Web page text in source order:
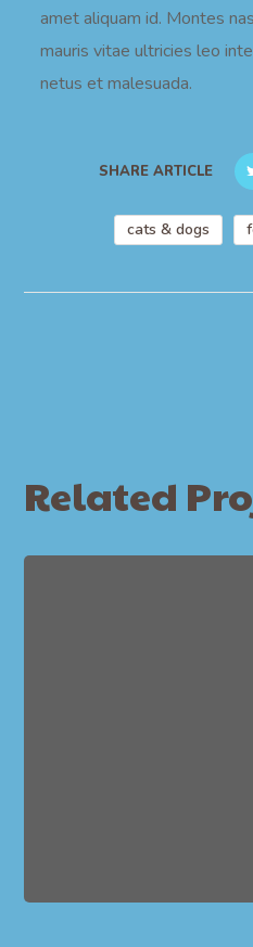
amet aliquam id. Montes
mauris vitae ultricies leo
netus et malesuada.
SHARE ARTICLE
cats & dogs
Related